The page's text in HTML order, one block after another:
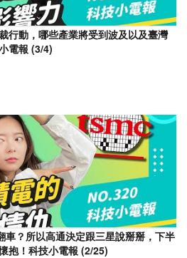
行動，哪些產業將受到波及以及臺灣
電報 (3/4)
？所以高通決定跟三星說掰掰，下半
抱！科技小電報 (2/25)